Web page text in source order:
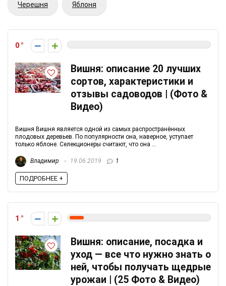
Черешня Яблоня
0
Вишня: описание 20 лучших
сортов, характеристики и
отзывы садоводов | (Фото &
Видео)
Вишня Вишня является одной из самых распространённых
плодовых деревьев. По популярности она, наверное, уступает
только яблоне. Селекционеры считают, что она ...
Владимир 19.06.2019 1
ПОДРОБНЕЕ +
1
Вишня: описание, посадка и
уход — все что нужно знать о
ней, чтобы получать щедрые
урожаи | (25 Фото & Видео)